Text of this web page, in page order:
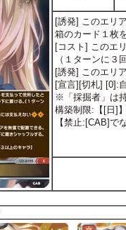
[誘発] このエリ
箱のカード１枚
[コスト] このエ
（１ターンに３
[誘発] このエリ
[宣言][切札] [0]:
※「採掘者」は
構築制限:【[日]
【禁止:[CAB]で